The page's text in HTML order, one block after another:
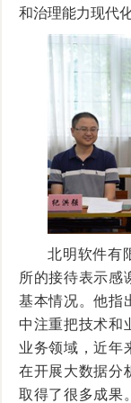
和治理能力现代
北明软件有
所的接待表示感
基本情况。他指
中注重把技术和
业务领域，近年
在开展大数据分
取得了很多成果